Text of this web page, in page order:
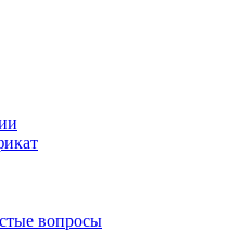
вопросы